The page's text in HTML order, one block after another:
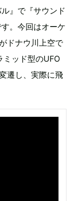
』で『サウンド
。今回はオーケ
ドナウ川上空で
ミッド型のUFO
遷し、実際に飛